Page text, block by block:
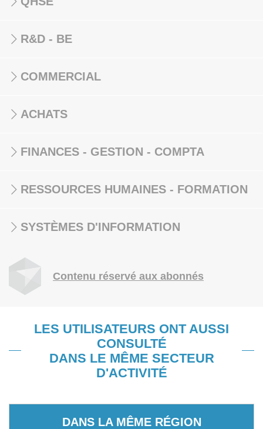
R&D - BE
COMMERCIAL
ACHATS
FINANCES - GESTION - COMPTA
RESSOURCES HUMAINES - FORMATION
SYSTÈMES D'INFORMATION
Contenu réservé aux abonnés
LES UTILISATEURS ONT AUSSI
CONSULTÉ
DANS LE MÊME SECTEUR
D'ACTIVITÉ
DANS LA MÊME RÉGION